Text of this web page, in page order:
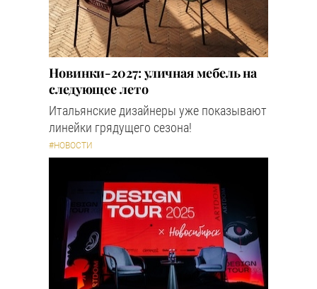
Новинки-2027: уличная мебель на
следующее лето
Итальянские дизайнеры уже показывают
линейки грядущего сезона!
#НОВОСТИ